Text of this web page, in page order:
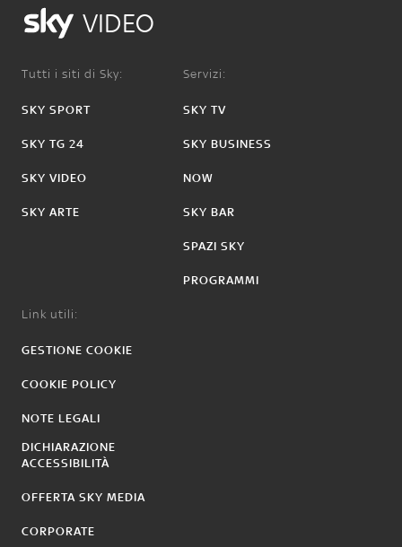
VIDEO
Tutti i siti di Sky:
SKY SPORT
SKY TG 24
SKY VIDEO
SKY ARTE
Servizi:
SKY TV
SKY BUSINESS
NOW
SKY BAR
SPAZI SKY
PROGRAMMI
Link utili:
GESTIONE COOKIE
COOKIE POLICY
NOTE LEGALI
DICHIARAZIONE
ACCESSIBILITÀ
OFFERTA SKY MEDIA
CORPORATE